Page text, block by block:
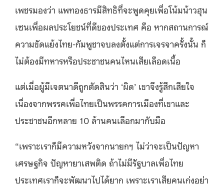
เพชรมองว่า แพทองธารมีสิทธิที่จะพูดคุยเพื่อโน้มน้าวฮุน
เซนเพื่อผลประโยชน์ที่ดีของประเทศ คือ หากสถานการณ์
ความขัดแย้งไทย-กัมพูชาจบลงตั้งแต่การเจรจาครั้งนั้น ก็
ไม่ต้องมีทหารหรือประชาชนคนไหนเสียเลือดเนื้อ
แต่เมื่อผู้มีเจตนาดีถูกตัดสินว่า ‘ผิด’ เขาจึงรู้สึกเสียใจ
เนื่องจากพรรคเพื่อไทยเป็นพรรคการเมืองที่เขาและ
ประชาชนอีกหลาย 10 ล้านคนเลือกมากับมือ
“เพราะเราก็มีความหวังจากนายกฯ ไม่ว่าจะเป็นปัญหา
เศรษฐกิจ ปัญหายาเสพติด ถ้าไม่มีรัฐบาลเพื่อไทย
ประเทศเราก็จะพัฒนาไปได้ยาก เพราะเราเสียคนเก่งอย่า